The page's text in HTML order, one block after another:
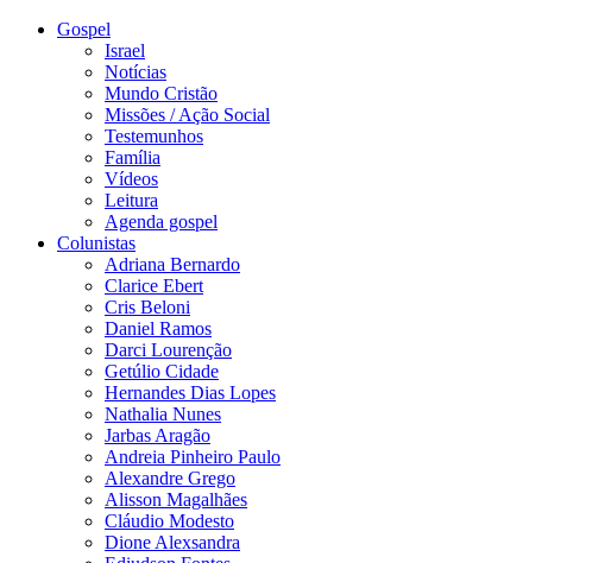
Gospel
Israel
Notícias
Mundo Cristão
Missões / Ação Social
Testemunhos
Família
Vídeos
Leitura
Agenda gospel
Colunistas
Adriana Bernardo
Clarice Ebert
Cris Beloni
Daniel Ramos
Darci Lourenção
Getúlio Cidade
Hernandes Dias Lopes
Nathalia Nunes
Jarbas Aragão
Andreia Pinheiro Paulo
Alexandre Grego
Alisson Magalhães
Cláudio Modesto
Dione Alexsandra